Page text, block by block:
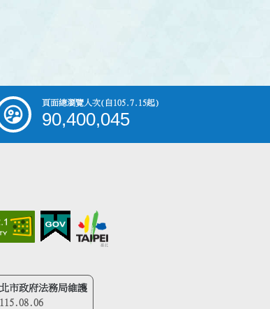
頁面總瀏覽人次(自105.7.15起)
90,400,045
市政府法務局維護
115.08.06